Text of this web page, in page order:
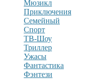
Мюзикл
Приключения
Семейный
Спорт
ТВ-Шоу
Триллер
Ужасы
Фантастика
Фэнтези